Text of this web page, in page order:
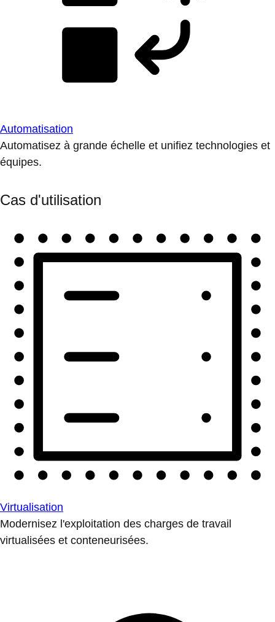
Automatisation
Automatisez à grande échelle et unifiez technologies et
équipes.
Cas d'utilisation
Virtualisation
Modernisez l'exploitation des charges de travail
virtualisées et conteneurisées.